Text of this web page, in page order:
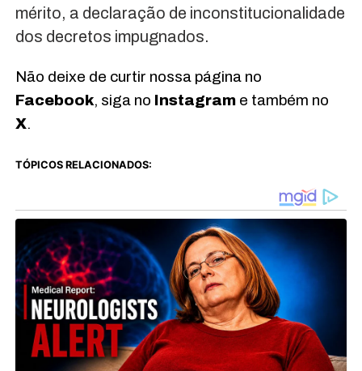
mérito, a declaração de inconstitucionalidade
dos decretos impugnados.
Não deixe de curtir nossa página no
Facebook, siga no Instagrame também no
X.
TÓPICOS RELACIONADOS: